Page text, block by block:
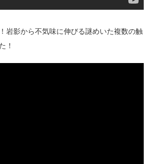
岩影から不気味に伸びる謎めいた複数の触
！